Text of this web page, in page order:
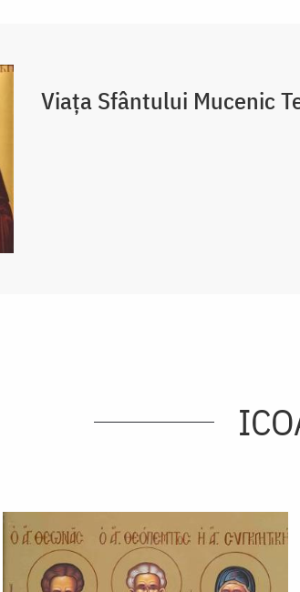
Viaţa Sfântului Mucenic